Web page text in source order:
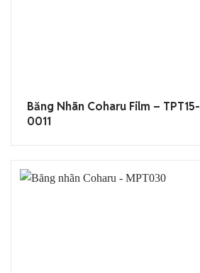
Băng Nhãn Coharu Film – TPT15-
0011